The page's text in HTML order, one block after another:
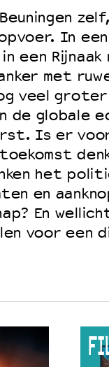
In
een Rijnaak
met
veel
de globale
Is er
het
en
En
voor een